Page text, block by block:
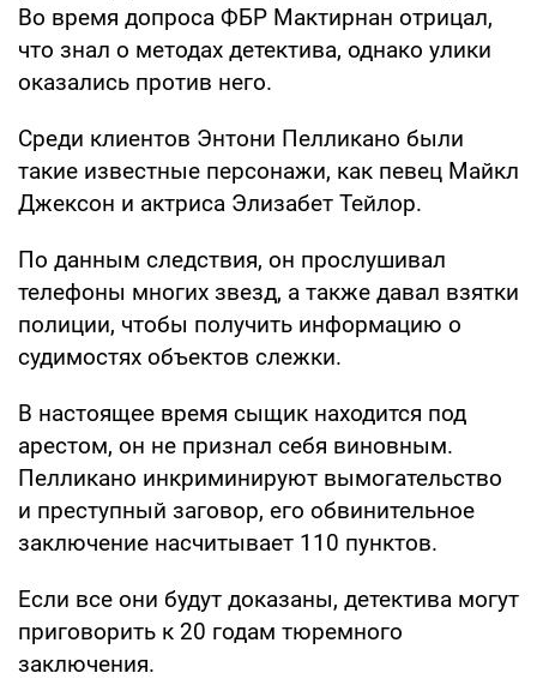
Во время допроса ФБР Мактирнан отрицал,
что знал о методах детектива, однако улики
оказались против него.
Среди клиентов Энтони Пелликано были
такие известные персонажи, как певец Майкл
Джексон и актриса Элизабет Тейлор.
По данным следствия, он прослушивал
телефоны многих звезд, а также давал взятки
полиции, чтобы получить информацию о
судимостях объектов слежки.
В настоящее время сыщик находится под
арестом, он не признал себя виновным.
Пелликано инкриминируют вымогательство
и преступный заговор, его обвинительное
заключение насчитывает 110 пунктов.
Если все они будут доказаны, детектива могут
приговорить к 20 годам тюремного
заключения.